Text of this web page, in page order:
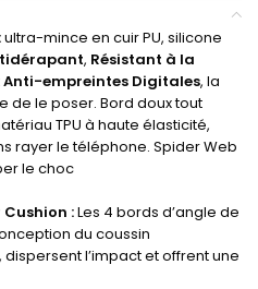
ultra-mince en cuir PU, silicone
, Résistant à la
Anti-empreintes Digitales, la
de le poser. Bord doux tout
TPU à haute élasticité,
rayer le téléphone. Spider Web
le choc
:Les 4 bords d’angle de
du coussin
, dispersent l’impact et offrent une